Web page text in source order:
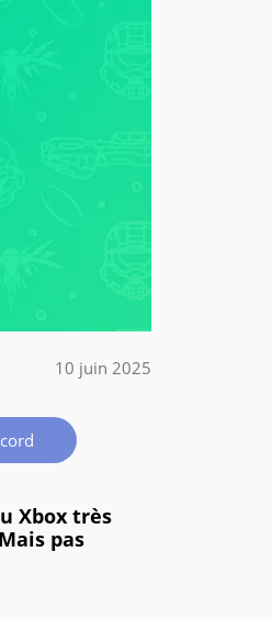
10 juin 2025
Xbox très
pas